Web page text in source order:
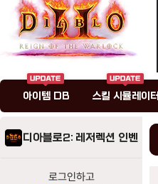
아이템 DB 스킬 시뮬레이터
디아블로2: 레저렉션 인벤
로그인하고